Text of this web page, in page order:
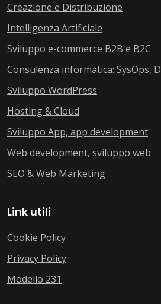
Creazione e Distribuzione
Intelligenza Artificiale
Sviluppo e-commerce B2B e B2C
Consulenza informatica: SysOps,
Sviluppo WordPress
Hosting & Cloud
Sviluppo App, app development
Web development, sviluppo web
SEO & Web Marketing
Link utili
Cookie Policy
Privacy Policy
Modello 231